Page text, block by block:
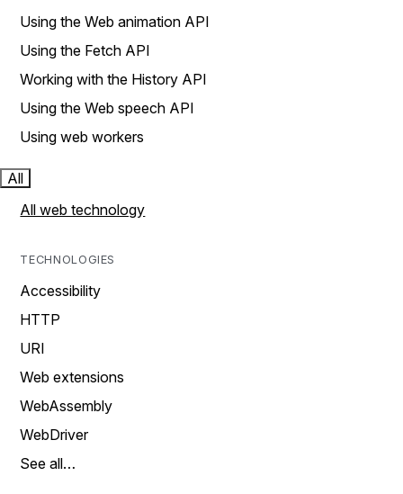
Using the Web animation API
Using the Fetch API
Working with the History API
Using the Web speech API
Using web workers
All
All web technology
TECHNOLOGIES
Accessibility
HTTP
URI
Web extensions
WebAssembly
WebDriver
See all…